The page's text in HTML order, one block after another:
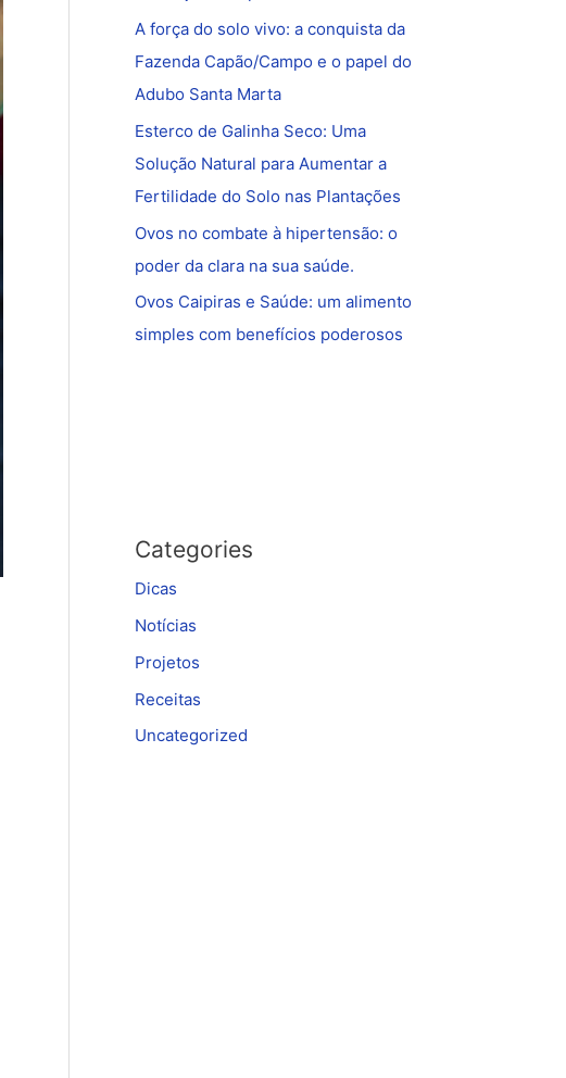
A força do solo vivo: a conquista da
Fazenda Capão/Campo e o papel do
Adubo Santa Marta
Esterco de Galinha Seco: Uma
Solução Natural para Aumentar a
Fertilidade do Solo nas Plantações
Ovos no combate à hipertensão: o
poder da clara na sua saúde.
Ovos Caipiras e Saúde: um alimento
simples com benefícios poderosos
Categories
Dicas
Notícias
Projetos
Receitas
Uncategorized